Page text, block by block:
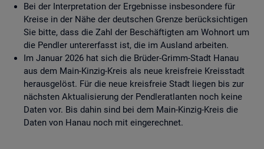
Bei der Interpretation der Ergebnisse insbesondere für
Kreise in der Nähe der deutschen Grenze berücksichtigen
Sie bitte, dass die Zahl der Beschäftigten am Wohnort um
die Pendler untererfasst ist, die im Ausland arbeiten.
Im Januar 2026 hat sich die Brüder-Grimm-Stadt Hanau
aus dem Main-Kinzig-Kreis als neue kreisfreie Kreisstadt
herausgelöst. Für die neue kreisfreie Stadt liegen bis zur
nächsten Aktualisierung der Pendleratlanten noch keine
Daten vor. Bis dahin sind bei dem Main-Kinzig-Kreis die
Daten von Hanau noch mit eingerechnet.